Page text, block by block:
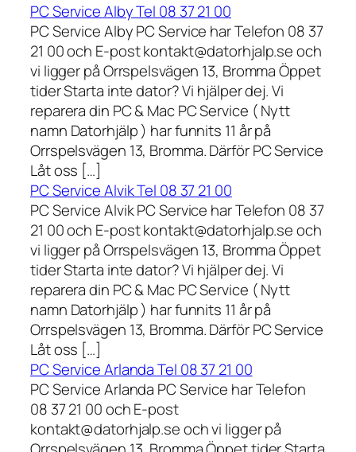
PC Service Alby Tel 08 37 21 00
PC Service Alby PC Service har Telefon 08 37
21 00 och E-post kontakt@datorhjalp.se och
vi ligger på Orrspelsvägen 13, Bromma Öppet
tider Starta inte dator? Vi hjälper dej. Vi
reparera din PC & Mac PC Service ( Nytt
namn Datorhjälp ) har funnits 11 år på
Orrspelsvägen 13, Bromma. Därför PC Service
Låt oss […]
PC Service Alvik Tel 08 37 21 00
PC Service Alvik PC Service har Telefon 08 37
21 00 och E-post kontakt@datorhjalp.se och
vi ligger på Orrspelsvägen 13, Bromma Öppet
tider Starta inte dator? Vi hjälper dej. Vi
reparera din PC & Mac PC Service ( Nytt
namn Datorhjälp ) har funnits 11 år på
Orrspelsvägen 13, Bromma. Därför PC Service
Låt oss […]
PC Service Arlanda Tel 08 37 21 00
PC Service Arlanda PC Service har Telefon
08 37 21 00 och E-post
kontakt@datorhjalp.se och vi ligger på